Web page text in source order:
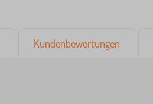
Kundenbewertungen